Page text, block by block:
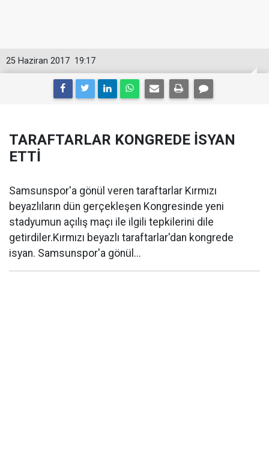
19:17
25 Haziran 2017
TARAFTARLAR KONGREDE İSYAN
ETTİ
Samsunspor'a gönül veren taraftarlar Kırmızı
beyazlıların dün gerçekleşen Kongresinde yeni
stadyumun açılış maçı ile ilgili tepkilerini dile
getirdiler.Kırmızı beyazlı taraftarlar'dan kongrede
isyan. Samsunspor'a gönül...